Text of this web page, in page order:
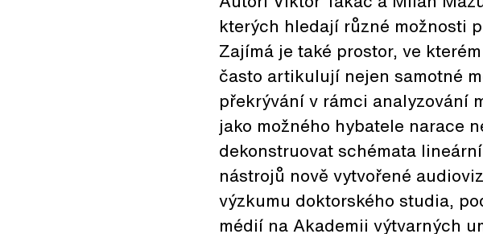
kterých hledají různé možnosti
Zajímá je také prostor, ve
často artikulují nejen samotné
překrývání v rámci analyzování
jako možného hybatele narace
dekonstruovat schémata
nástrojů nově vytvořené
výzkumu doktorského studia,
médií na Akademii výtvarných